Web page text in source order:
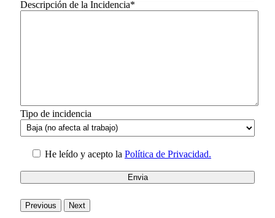
Descripción de la Incidencia*
Tipo de incidencia
He leído y acepto la Política de Privacidad.
Previous Next